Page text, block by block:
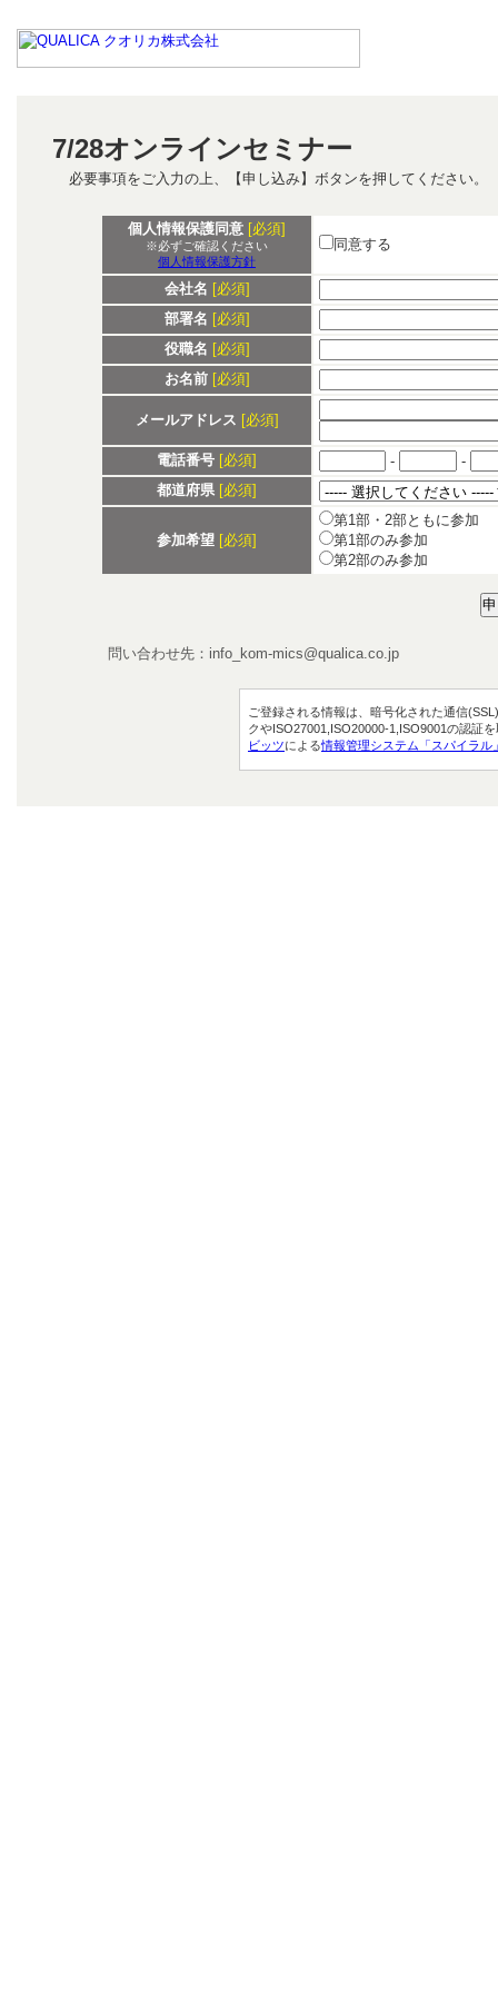
7/28オンラインセミナー
必要事項をご入力の上、【申し込み】ボタンを押してください。
個人情報保護同意 [必須]
※必ずご確認ください
個人情報保護方針
同意する
会社名 [必須]
部署名 [必須]
役職名 [必須]
お名前 [必須]
メールアドレス [必須]
電話番号 [必須] -
-
都道府県 [必須]
参加希望 [必須]
第1部・2部ともに参加
第1部のみ参加
第2部のみ参加
問い合わせ先：info_kom-mics@qualica.co.jp
ご登録される情報は、暗号化された通信
クやISO27001,ISO20000-1,ISO9001の認証
ビッツによる情報管理システム「スパイラル